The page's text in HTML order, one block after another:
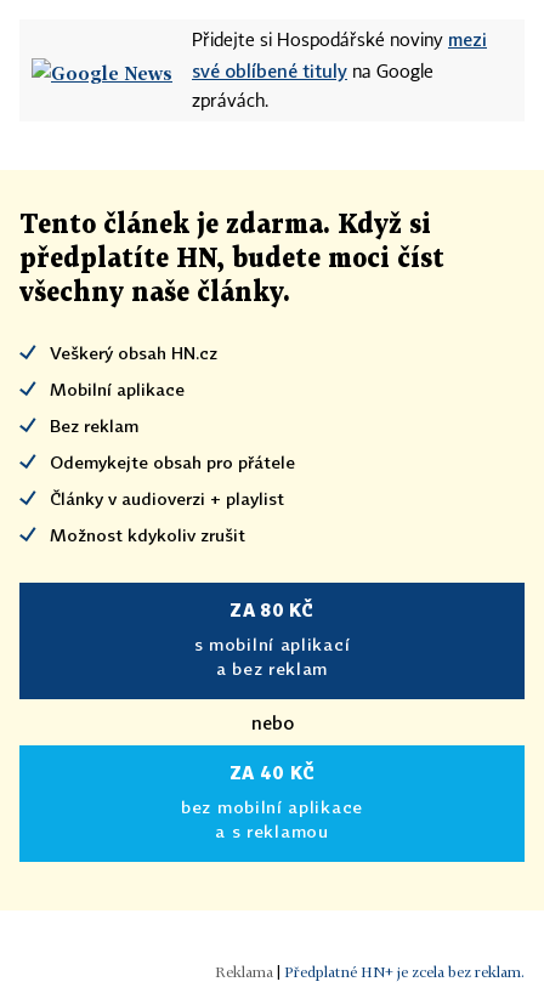
Přidejte si Hospodářské noviny mezi
své oblíbené tituly na Google
zprávách.
Tento článek je zdarma. Když si
předplatíte HN, budete moci číst
všechny naše články.
Veškerý obsah HN.cz
Mobilní aplikace
Bez reklam
Odemykejte obsah pro přátele
Články v audioverzi + playlist
Možnost kdykoliv zrušit
ZA 80 KČ
s mobilní aplikací
a bez reklam
nebo
ZA 40 KČ
bez mobilní aplikace
a s reklamou
Předplatné HN+ je zcela bez reklam.